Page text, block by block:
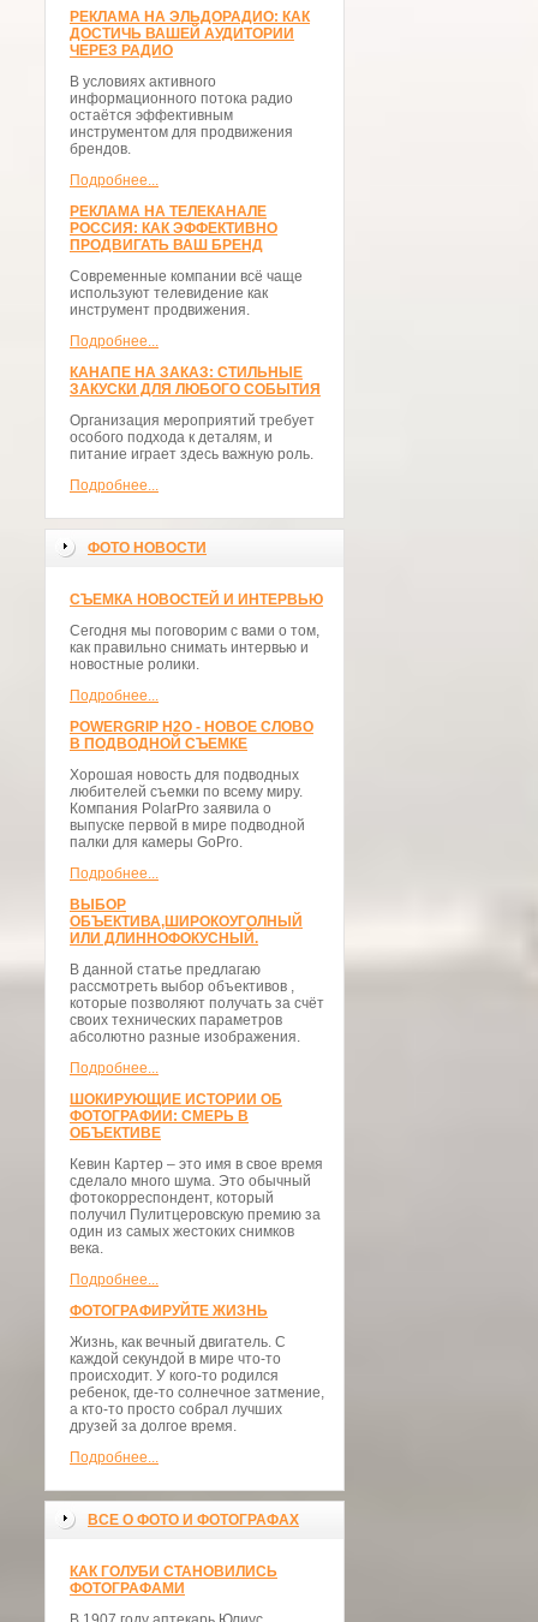
РЕКЛАМА НА ЭЛЬДОРАДИО: КАК
ДОСТИЧЬ ВАШЕЙ АУДИТОРИИ
ЧЕРЕЗ РАДИО
В условиях активного
информационного потока радио
остаётся эффективным
инструментом для продвижения
брендов.
Подробнее...
РЕКЛАМА НА ТЕЛЕКАНАЛЕ
РОССИЯ: КАК ЭФФЕКТИВНО
ПРОДВИГАТЬ ВАШ БРЕНД
Современные компании всё чаще
используют телевидение как
инструмент продвижения.
Подробнее...
КАНАПЕ НА ЗАКАЗ: СТИЛЬНЫЕ
ЗАКУСКИ ДЛЯ ЛЮБОГО СОБЫТИЯ
Организация мероприятий требует
особого подхода к деталям, и
питание играет здесь важную роль.
Подробнее...
ФОТО НОВОСТИ
СЪЕМКА НОВОСТЕЙ И ИНТЕРВЬЮ
Сегодня мы поговорим с вами о том,
как правильно снимать интервью и
новостные ролики.
Подробнее...
POWERGRIP H2O - НОВОЕ СЛОВО
В ПОДВОДНОЙ СЪЕМКЕ
Хорошая новость для подводных
любителей съемки по всему миру.
Компания PolarPro заявила о
выпуске первой в мире подводной
палки для камеры GoPro.
Подробнее...
ВЫБОР
ОБЪЕКТИВА,ШИРОКОУГОЛНЫЙ
ИЛИ ДЛИННОФОКУСНЫЙ.
В данной статье предлагаю
рассмотреть выбор объективов ,
которые позволяют получать за счёт
своих технических параметров
абсолютно разные изображения.
Подробнее...
ШОКИРУЮЩИЕ ИСТОРИИ ОБ
ФОТОГРАФИИ: СМЕРЬ В
ОБЪЕКТИВЕ
Кевин Картер – это имя в свое время
сделало много шума. Это обычный
фотокорреспондент, который
получил Пулитцеровскую премию за
один из самых жестоких снимков
века.
Подробнее...
ФОТОГРАФИРУЙТЕ ЖИЗНЬ
Жизнь, как вечный двигатель. С
каждой секундой в мире что-то
происходит. У кого-то родился
ребенок, где-то солнечное затмение,
а кто-то просто собрал лучших
друзей за долгое время.
Подробнее...
ВСЕ О ФОТО И ФОТОГРАФАХ
КАК ГОЛУБИ СТАНОВИЛИСЬ
ФОТОГРАФАМИ